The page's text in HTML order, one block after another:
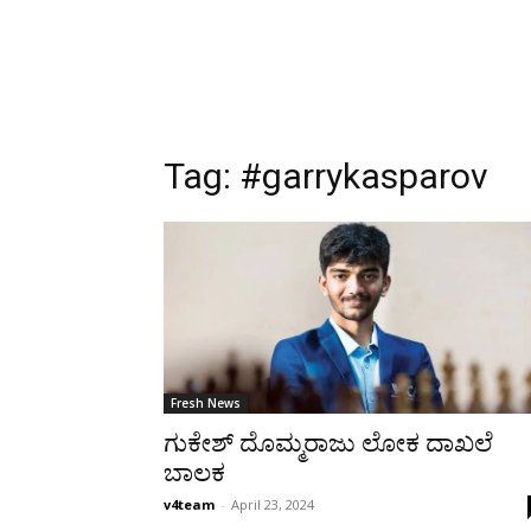
Tag: #garrykasparov
Fresh News
ಗುಕೇಶ್ ದೊಮ್ಮರಾಜು ಲೋಕ ದಾಖಲೆ
ಬಾಲಕ
v4team - April 23, 2024